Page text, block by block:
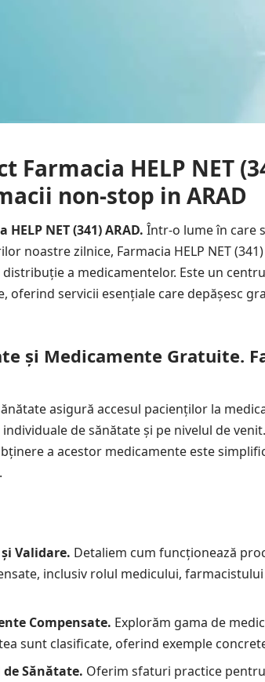
Farmacia HELP NET
non-stop in ARAD
NET (341) ARAD. Într-o lume în care
noastre zilnice, Farmacia HELP NET
a medicamentelor. Este un
oferind servicii esențiale care depășesc
și Medicamente Gratuite.
asigură accesul pacienților la
de sănătate și pe nivelul de venit.
a acestor medicamente este
Validare. Detaliem cum funcționează
inclusiv rolul medicului,
Compensate. Explorăm gama de
sunt clasificate, oferind exemple
Sănătate. Oferim sfaturi practice